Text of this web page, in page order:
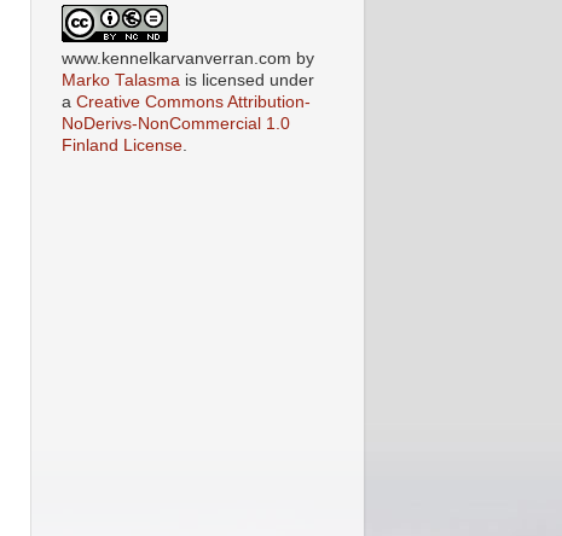
www.kennelkarvanverran.com by
Marko Talasma is licensed under
a Creative Commons Attribution-
NoDerivs-NonCommercial 1.0
Finland License.